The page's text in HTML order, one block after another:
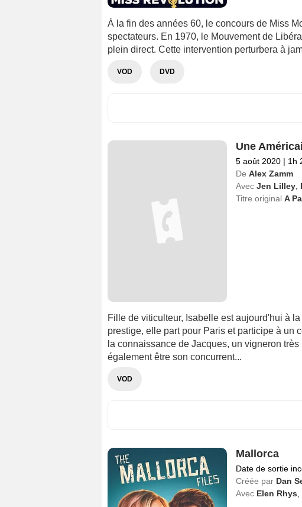
À la fin des années 60, le concours de Miss
spectateurs. En 1970, le Mouvement de
plein direct. Cette intervention perturbera à
VOD DVD
Une
5 août 2020 | 1h
De Alex Zamm
Avec Jen Lilley,
Titre original A
Fille de viticulteur, Isabelle est aujourd'hui à
prestige, elle part pour Paris et participe à un
la connaissance de Jacques, un vigneron
également être son concurrent...
VOD
Mallorca
Date de sortie
Créée par Dan
Avec Elen Rhys,